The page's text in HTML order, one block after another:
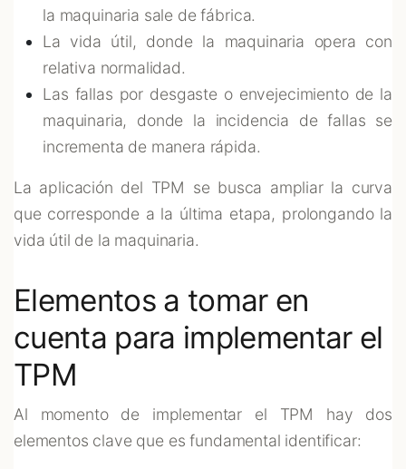
la maquinaria sale de fábrica.
La vida útil, donde la maquinaria opera con
relativa normalidad.
Las fallas por desgaste o envejecimiento de la
maquinaria, donde la incidencia de fallas se
incrementa de manera rápida.
La aplicación del TPM se busca ampliar la curva
que corresponde a la última etapa, prolongando la
vida útil de la maquinaria.
Elementos a tomar en
cuenta para implementar el
TPM
Al momento de implementar el TPM hay dos
elementos clave que es fundamental identificar: